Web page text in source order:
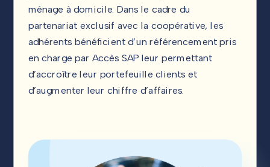
ménage à domicile. Dans le cadre du
partenariat exclusif avec la coopérative, les
adhérents bénéficient d’un référencement pris
en charge par Accès SAP leur permettant
d’accroître leur portefeuille clients et
d’augmenter leur chiffre d’affaires.